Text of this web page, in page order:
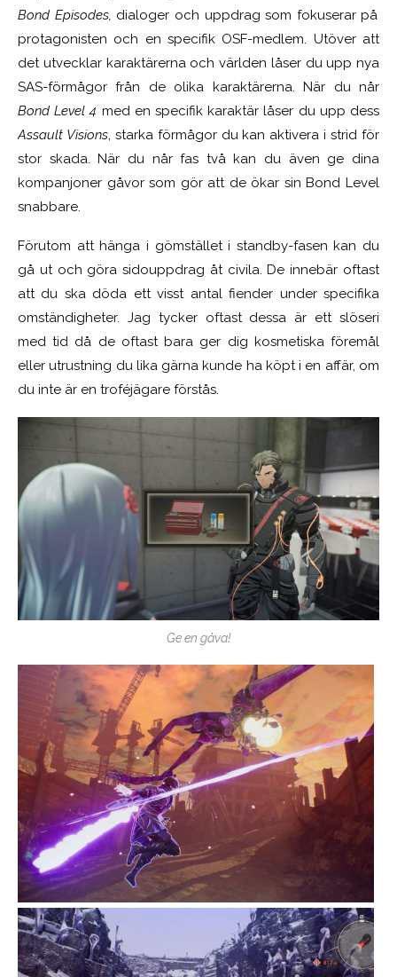
Bond Episodes, dialoger och uppdrag som fokuserar på
protagonisten och en specifik OSF-medlem. Utöver att
det utvecklar karaktärerna och världen låser du upp nya
SAS-förmågor från de olika karaktärerna. När du når
Bond Level 4 med en specifik karaktär låser du upp dess
Assault Visions, starka förmågor du kan aktivera i strid för
stor skada. När du når fas två kan du även ge dina
kompanjoner gåvor som gör att de ökar sin Bond Level
snabbare.
Förutom att hänga i gömstället i standby-fasen kan du
gå ut och göra sidouppdrag åt civila. De innebär oftast
att du ska döda ett visst antal fiender under specifika
omständigheter. Jag tycker oftast dessa är ett slöseri
med tid då de oftast bara ger dig kosmetiska föremål
eller utrustning du lika gärna kunde ha köpt i en affär, om
du inte är en troféjägare förstås.
Ge en gåva!